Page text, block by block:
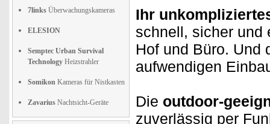
7links Überwachungskameras
ELESION
Semptec Urban Survival
Technology Heizstrahler
Somikon Kameras für Nistkasten
Zavarius Nachtsicht-Geräte
Ihr
schnell, sicher und
Hof und Büro. Und
aufwendigen
Die outdoor-
zuverlässig per